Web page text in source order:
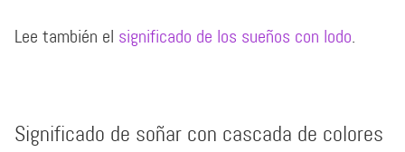
Lee también el significado de los sueños con lodo.
Significado de soñar con cascada de colores